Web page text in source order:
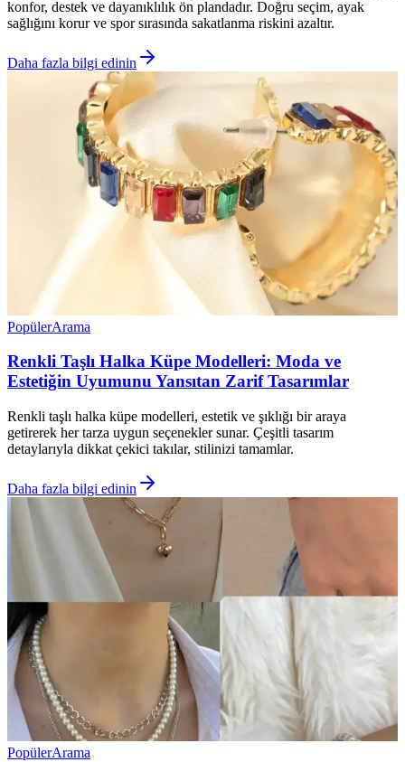
konfor, destek ve dayanıklılık ön plandadır. Doğru seçim, ayak
sağlığını korur ve spor sırasında sakatlanma riskini azaltır.
Daha fazla bilgi edinin
PopülerArama
Renkli Taşlı Halka Küpe Modelleri: Moda ve
Estetiğin Uyumunu Yansıtan Zarif Tasarımlar
Renkli taşlı halka küpe modelleri, estetik ve şıklığı bir araya
getirerek her tarza uygun seçenekler sunar. Çeşitli tasarım
detaylarıyla dikkat çekici takılar, stilinizi tamamlar.
Daha fazla bilgi edinin
PopülerArama